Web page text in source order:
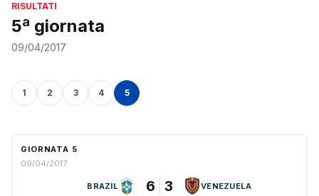
RISULTATI
5ª giornata
09/04/2017
1 2 3 4 5
GIORNATA 5
09/04/2017
BRAZIL 6 3 VENEZUELA